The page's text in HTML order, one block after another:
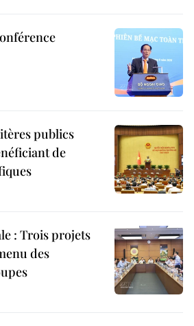
publics
de
: Trois projets
des